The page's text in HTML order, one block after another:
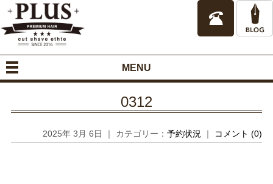
MENU
0312
2025年 3月 6日 ｜ カテゴリー：予約状況 ｜ コメント (0)